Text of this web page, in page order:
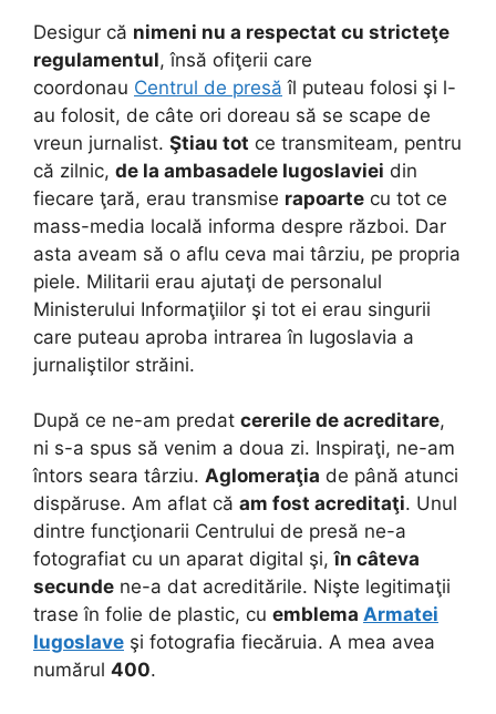
Desigur că nimeni nu a respectat cu stricteţe
regulamentul, însă ofiţerii care
coordonau Centrul de presă îl puteau folosi şi l-
au folosit, de câte ori doreau să se scape de
vreun jurnalist. Ştiau tot ce transmiteam, pentru
că zilnic, de la ambasadele Iugoslaviei din
fiecare ţară, erau transmise rapoarte cu tot ce
mass-media locală informa despre război. Dar
asta aveam să o aflu ceva mai târziu, pe propria
piele. Militarii erau ajutaţi de personalul
Ministerului Informaţiilor şi tot ei erau singurii
care puteau aproba intrarea în Iugoslavia a
jurnaliştilor străini.
După ce ne-am predat cererile de acreditare,
ni s-a spus să venim a doua zi. Inspiraţi, ne-am
întors seara târziu. Aglomeraţia de până atunci
dispăruse. Am aflat că am fost acreditaţi. Unul
dintre funcţionarii Centrului de presă ne-a
fotografiat cu un aparat digital şi,în câteva
secunde ne-a dat acreditările. Nişte legitimaţii
trase în folie de plastic, cu emblema Armatei
Iugoslave şi fotografia fiecăruia. A mea avea
numărul 400.